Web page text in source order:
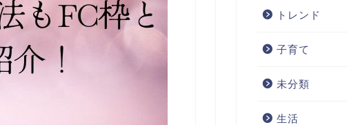
トレンド
子育て
未分類
生活